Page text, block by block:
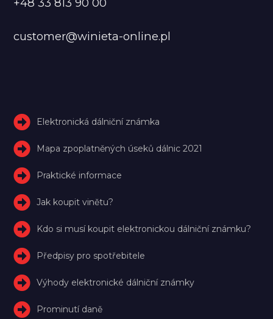
customer@winieta-online.pl
Elektronická dálniční známka
Mapa zpoplatněných úseků dálnic 2021
Praktické informace
Jak koupit vinětu?
Kdo si musí koupit elektronickou dálniční známku?
Předpisy pro spotřebitele
Výhody elektronické dálniční známky
Prominutí daně